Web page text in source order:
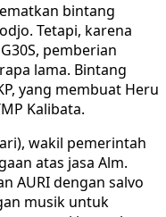
bintang
Tetapi, karena
pemberian
lama. Bintang
yang membuat Heru
Kalibata.
wakil pemerintah
atas jasa Alm.
AURI dengan salvo
musik untuk